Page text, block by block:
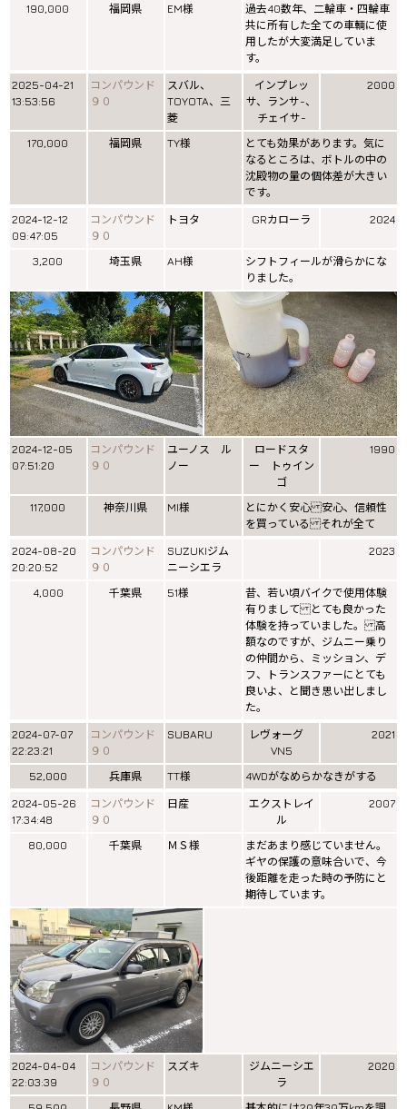
190,000
福岡県 EM様
過去40数年、二輪車・四輪車
共に所有した全ての車輌に使
用したが大変満足していま
す。
2025-04-21
13:53:56
コンパウンド
９０
スバル、
TOYOTA、三
菱
インプレッ
サ、ランサ-、
チェイサ-
2000
170,000 福岡県 TY様
とても効果があります。気に
なるところは、ボトルの中の
沈殿物の量の個体差が大きい
です。
2024-12-12
09:47:05
コンパウンド
９０
トヨタ GRカローラ 2024
3,200 埼玉県 AH様
シフトフィールが滑らかにな
りました。
2024-12-05
07:51:20
コンパウンド
９０
ユーノス ル
ノー
ロードスタ
ー トゥイン
ゴ
1990
117,000 神奈川県 MI様
とにかく安心 安心、信頼性
を買っている それが全て
2024-08-20
20:20:52
コンパウンド
９０
SUZUKIジム
ニーシエラ
2023
4,000 千葉県 51様
昔、若い頃バイクで使用体験
有りまして とても良かった
体験を持っていました。 高
額なのですが、ジムニー乗り
の仲間から、ミッション、デ
フ、トランスファーにとても
良いよ、と聞き思い出しまし
た。
2024-07-07
22:23:21
コンパウンド
９０
SUBARU
レヴォーグ
VN5
2021
52,000 兵庫県 TT様
4WDがなめらかなきがする
2024-05-26
17:34:48
コンパウンド
９０
日産
エクストレイ
ル
2007
80,000 千葉県 ＭＳ様
まだあまり感じていません。
ギヤの保護の意味合いで、今
後距離を走った時の予防にと
期待しています。
2024-04-04
22:03:39
コンパウンド
９０
スズキ
ジムニーシエ
ラ
2020